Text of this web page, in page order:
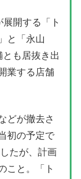
開する「ト
と「永山
も居抜き出
業する店舗
どが撤去さ
初の予定で
たが、計画
こと。「ト